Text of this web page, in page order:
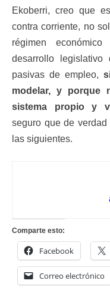
Ekoberri, creo que
contra corriente, no
régimen
desarrollo
pasivas de empleo,
modelar, y porque
sistema propio y
seguro que de
las siguientes.
Comparte esto:
Facebook
Correo electrónico